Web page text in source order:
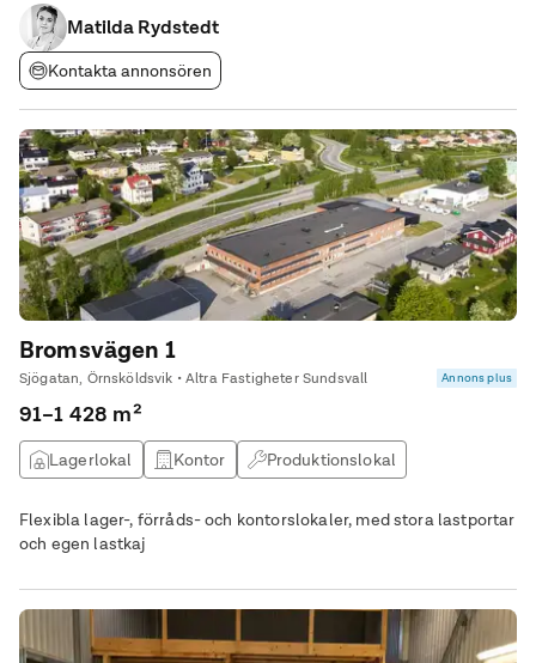
stycken teamsrum och ett konferensrum
Matilda Rydstedt
Kontakta annonsören
Bromsvägen 1
Sjögatan, Örnsköldsvik • Altra Fastigheter Sundsvall Annons plus
91–1 428 m²
Lagerlokal Kontor
Produktionslokal
Flexibla lager-, förråds- och kontorslokaler, med stora lastportar
och egen lastkaj